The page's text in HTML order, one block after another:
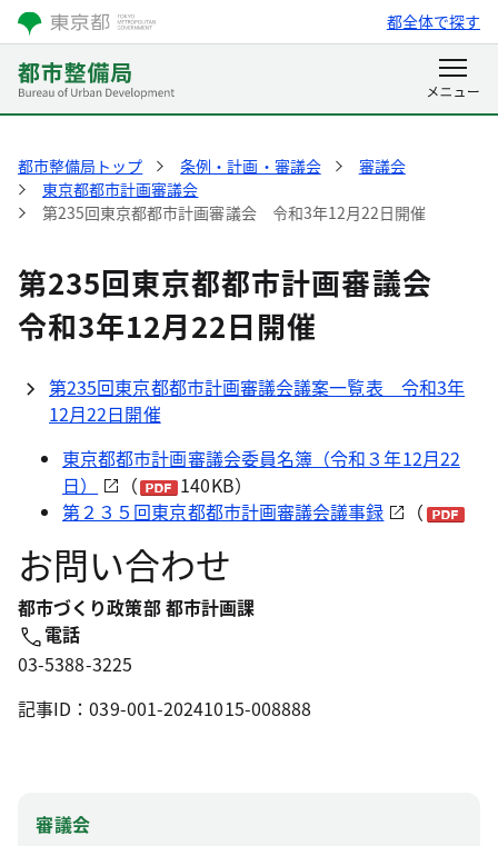
都全体で探す
都市整備局トップ 条例・計画・審議会
審議会
東京都都市計画審議会
第235回東京都都市計画審議会 令和3年12月22日開催
第235回東京都都市計画審議会
令和3年12月22日開催
第235回東京都都市計画審議会議案一覧表 令和3年
12月22日開催
東京都都市計画審議会委員名簿（令和３年12月22
日）
（
140KB）
第２３５回東京都都市計画審議会議事録
（
お問い合わせ
都市づくり政策部 都市計画課
電話
03-5388-3225
記事ID：039-001-20241015-008888
審議会